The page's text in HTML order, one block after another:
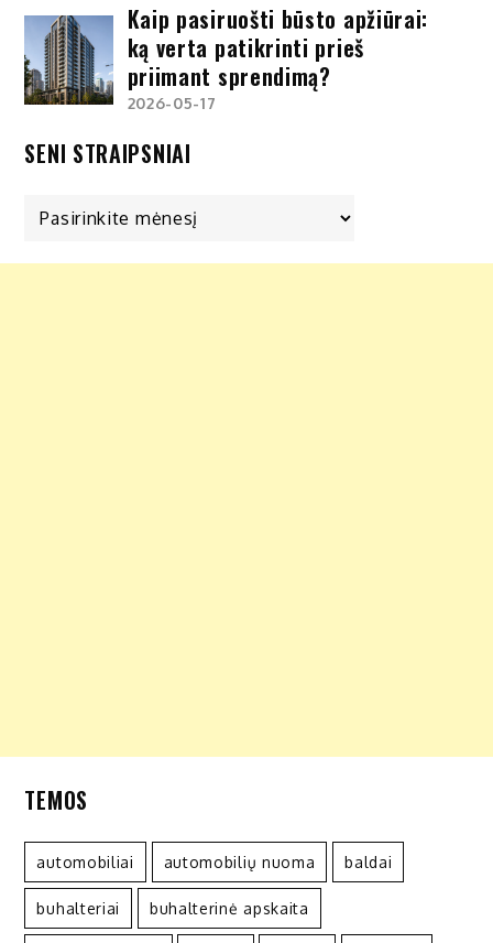
Kaip pasiruošti būsto apžiūrai:
ką verta patikrinti prieš
priimant sprendimą?
2026-05-17
SENI STRAIPSNIAI
TEMOS
automobiliai automobilių nuoma baldai
buhalteriai buhalterinė apskaita